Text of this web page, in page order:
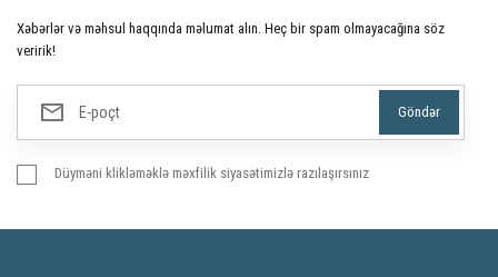
Xəbərlər və məhsul haqqında məlumat alın. Heç bir spam olmayacağına söz
veririk!
Düyməni klikləməklə məxfilik siyasətimizlə razılaşırsınız